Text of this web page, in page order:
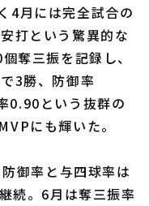
4月には完全試合の
打という驚異的な
奪三振を記録し、
3勝、防御率
0.90という抜群の
にも輝いた。
御率と与四球率は
続。6月は奪三振率